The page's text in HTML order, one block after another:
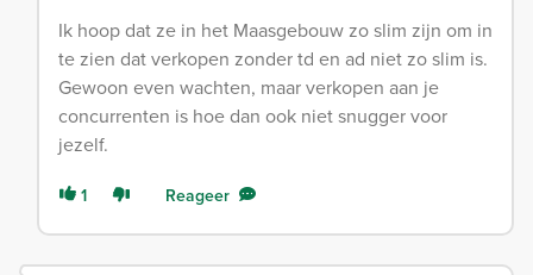
Ik hoop dat ze in het Maasgebouw zo slim zijn om in
te zien dat verkopen zonder td en ad niet zo slim is.
Gewoon even wachten, maar verkopen aan je
concurrenten is hoe dan ook niet snugger voor
jezelf.
1 Reageer